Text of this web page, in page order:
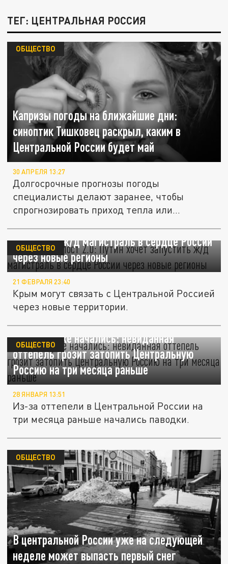
ТЕГ: ЦЕНТРАЛЬНАЯ РОССИЯ
Капризы погоды на ближайшие дни:
синоптик Тишковец раскрыл, каким в
Центральной России будет май
ОБЩЕСТВО
30 АПРЕЛЯ 13:27
Долгосрочные прогнозы погоды
специалисты делают заранее, чтобы
спрогнозировать приход тепла или
"Крымский Мост" 2.0: Путин хочет
запустить ж/д магистраль в сердце России
через новые регионы
ОБЩЕСТВО
21 ФЕВРАЛЯ 23:40
Крым могут связать с Центральной Россией
через новые территории.
Паводки уже начались: невиданная
оттепель грозит затопить Центральную
Россию на три месяца раньше
ОБЩЕСТВО
28 ЯНВАРЯ 13:51
Из-за оттепели в Центральной России на
три месяца раньше начались паводки.
В центральной России уже на следующей
неделе может выпасть первый снег
ОБЩЕСТВО